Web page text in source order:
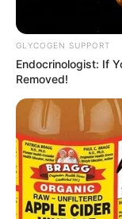
GLYCOGEN SUPPORT
Endocrinologist: If
Removed!